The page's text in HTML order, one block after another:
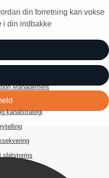
Management
kanalstrategi
shitstorms
din forretning kan vokse
i din indbakke